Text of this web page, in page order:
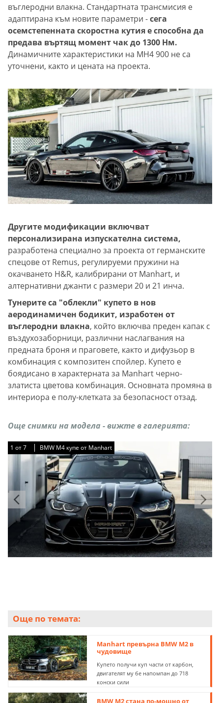
въглеродни влакна. Стандартната трансмисия е
адаптирана към новите параметри -сега
осемстепенната скоростна кутия е способна да
предава въртящ момент чак до 1300 Нм.
Динамичните характеристики на MH4 900 не са
уточнени, както и цената на проекта.
Другите модификации включват
персонализирана изпускателна система,
разработена специално за проекта от германските
спецове от Remus, регулируеми пружини на
окачването H&R, калибрирани от Manhart, и
алтернативни джанти с размери 20 и 21 инча.
Тунерите са "облекли" купето в нов
аеродинамичен бодикит, изработен от
въглеродни влакна, който включва преден капак с
въздухозаборници, различни наслагвания на
предната броня и праговете, както и дифузьор в
комбинация с композитен спойлер. Купето е
боядисано в характерната за Manhart черно-
златиста цветова комбинация. Основната промяна в
интериора е полу-клетката за безопасност отзад.
Още снимки на модела - вижте в галерията:
1 от7 BMW M4 купе от Manhart
1 от7 BMW M4 купе от Manhart
1 от7 BMW M4 купе от Manhart
1 от7 BMW M4 купе от Manhart
1 от7 BMW M4 купе от Manhart
1 от7 BMW M4 купе от Manhart
1 от7 BMW M4 купе от Manhart
Още по темата:
Manhart превърна BMW M2 в
чудовище
Купето получи куп части от карбон,
двигателят му бе напомпан до 718
конски сили
BMW M2 стана по-мощно от